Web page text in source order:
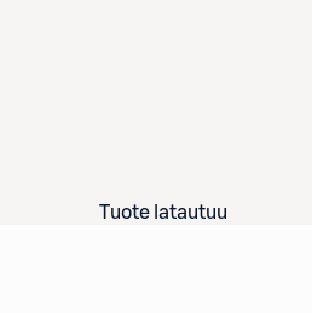
Tuote latautuu